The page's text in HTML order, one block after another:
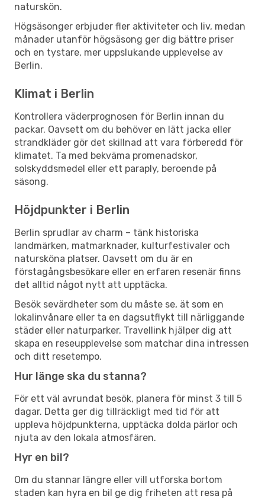
naturskön.
Högsäsonger erbjuder fler aktiviteter och liv, medan
månader utanför högsäsong ger dig bättre priser
och en tystare, mer uppslukande upplevelse av
Berlin.
Klimat i Berlin
Kontrollera väderprognosen för Berlin innan du
packar. Oavsett om du behöver en lätt jacka eller
strandkläder gör det skillnad att vara förberedd för
klimatet. Ta med bekväma promenadskor,
solskyddsmedel eller ett paraply, beroende på
säsong.
Höjdpunkter i Berlin
Berlin sprudlar av charm – tänk historiska
landmärken, matmarknader, kulturfestivaler och
natursköna platser. Oavsett om du är en
förstagångsbesökare eller en erfaren resenär finns
det alltid något nytt att upptäcka.
Besök sevärdheter som du måste se, ät som en
lokalinvånare eller ta en dagsutflykt till närliggande
städer eller naturparker. Travellink hjälper dig att
skapa en reseupplevelse som matchar dina intressen
och ditt resetempo.
Hur länge ska du stanna?
För ett väl avrundat besök, planera för minst 3 till 5
dagar. Detta ger dig tillräckligt med tid för att
uppleva höjdpunkterna, upptäcka dolda pärlor och
njuta av den lokala atmosfären.
Hyr en bil?
Om du stannar längre eller vill utforska bortom
staden kan hyra en bil ge dig friheten att resa på